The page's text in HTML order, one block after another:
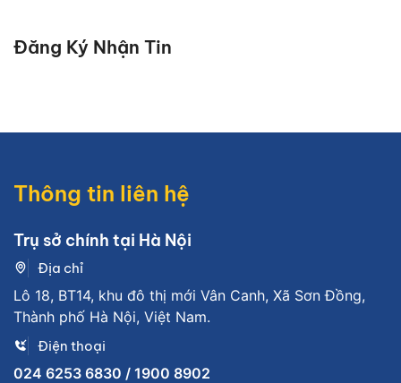
Đăng Ký Nhận Tin
Thông tin liên hệ
Trụ sở chính tại Hà Nội
Địa chỉ
Lô 18, BT14, khu đô thị mới Vân Canh, Xã Sơn Đồng,
Thành phố Hà Nội, Việt Nam.
Điện thoại
024 6253 6830 / 1900 8902